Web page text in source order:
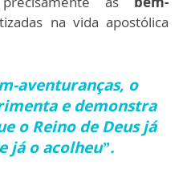
na vida apostólica
aventuranças, o
e demonstra
o Reino de Deus já
já o acolheu”.